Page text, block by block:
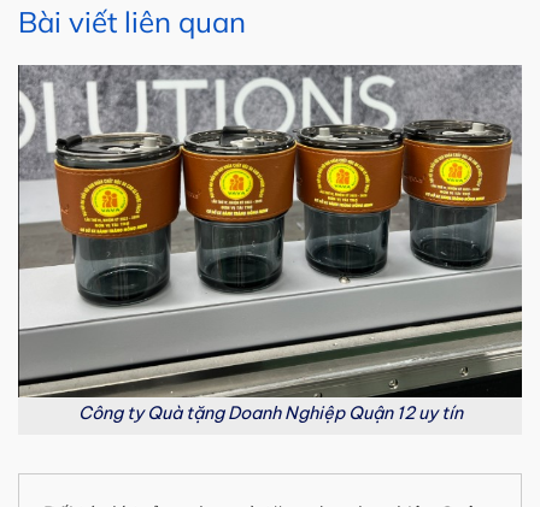
Bài viết liên quan
Công ty Quà tặng Doanh Nghiệp Quận 12 uy tín